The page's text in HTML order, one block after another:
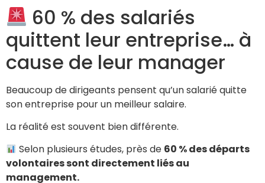
60 % des salariés
quittent leur entreprise… à
cause de leur manager
Beaucoup de dirigeants pensent qu’un salarié quitte
son entreprise pour un meilleur salaire.
La réalité est souvent bien différente.
Selon plusieurs études, près de 60 % des départs
volontaires sont directement liés au
management.